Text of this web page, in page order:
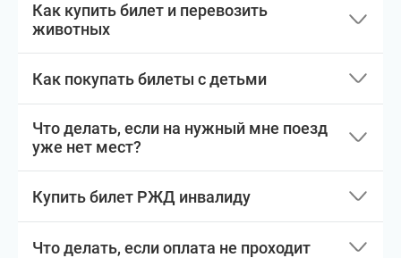
Как купить билет и перевозить
животных
Как покупать билеты с детьми
Что делать, если на нужный мне поезд
уже нет мест?
Купить билет РЖД инвалиду
Что делать, если оплата не проходит